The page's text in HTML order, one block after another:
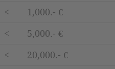
<
1,000.- €
<
5,000.- €
<
20,000.- €